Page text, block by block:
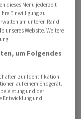
dieses Menü jederzeit
Einwilligung zu
am unteren Rand
unseres Website. Weitere
um Folgendes
zur Identifikation
auf einem Endgerät.
und der
Entwicklung und